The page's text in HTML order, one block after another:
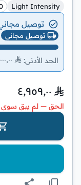
Light Intensity
توصيل مجاني —
توصيل مجاني
الحد الأدنى:
٤٬٩٥٩٫٠٠
الحق — لم يبق سوى 4 في المخزون.